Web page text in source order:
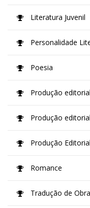
Literatura Juvenil
Personalidade
Poesia
Produção
Produção
Produção
Romance
Tradução de